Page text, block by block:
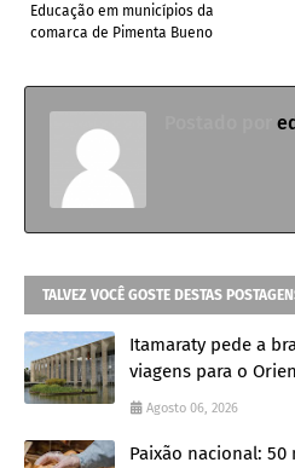
Educação em municípios da
comarca de Pimenta Bueno
TALVEZ VOCÊ GOSTE DESTAS
Itamaraty pede a
viagens para o
Agosto 06, 2026
Paixão nacional: